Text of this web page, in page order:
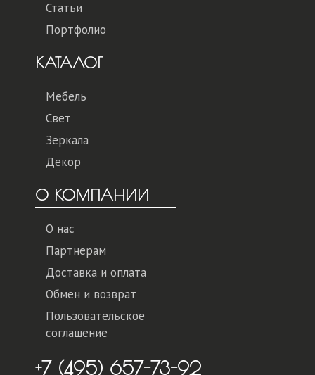
Статьи
Портфолио
КАТАЛОГ
Мебель
Свет
Зеркала
Декор
О КОМПАНИИ
О нас
Партнерам
Доставка и оплата
Обмен и возврат
Пользовательское
соглашение
+7 (495) 657-73-92